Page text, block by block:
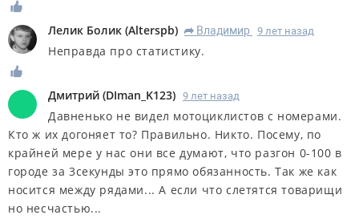
Лелик Болик (Alterspb) R Владимир 9 лет назад
Неправда про статистику.
Дмитрий (DIman_K123) 9 лет назад
Давненько не видел мотоциклистов с номерами.
Кто ж их догоняет то? Правильно. Никто. Посему, по
крайней мере у нас они все думают, что разгон 0-100 в
городе за 3секунды это прямо обязанность. Так же как
носится между рядами... А если что слетятся товарищи
но несчастью...